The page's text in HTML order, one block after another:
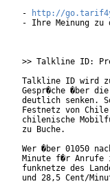
-
http://
- Ihre Meinung zu
>> Talkline ID:
Talkline ID wird
Gespr�che �ber
deutlich senken.
Festnetz von
chilenische
zu Buche.
Wer �ber 01050
Minute f�r Anrufe
funknetze des
und 28,5 Cent/